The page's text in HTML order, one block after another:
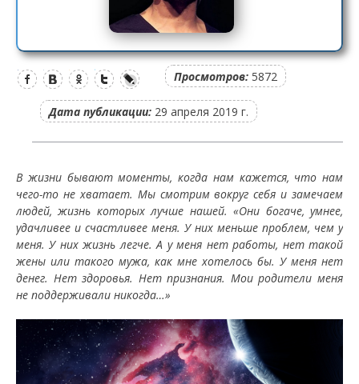
Просмотров: 5872
Дата публикации: 29 апреля 2019 г.
В жизни бывают моменты, когда нам кажется, что нам
чего-то не хватает. Мы смотрим вокруг себя и замечаем
людей, жизнь которых лучше нашей. «Они богаче, умнее,
удачливее и счастливее меня. У них меньше проблем, чем у
меня. У них жизнь легче. А у меня нет работы, нет такой
жены или такого мужа, как мне хотелось бы. У меня нет
денег. Нет здоровья. Нет признания. Мои родители меня
не поддерживали никогда…»